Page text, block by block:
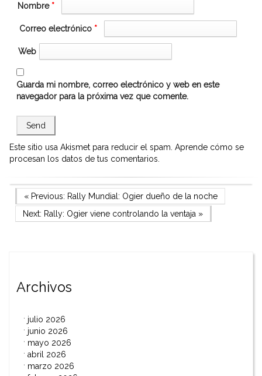
Nombre *
Correo electrónico *
Web
Guarda mi nombre, correo electrónico y web en este
navegador para la próxima vez que comente.
Este sitio usa Akismet para reducir el spam. Aprende cómo se
procesan los datos de tus comentarios.
Navegación
de
Previous Post
« Previous: Rally Mundial: Ogier dueño de la noche
Next Post
Next: Rally: Ogier viene controlando la ventaja »
Archivos
julio 2026
junio 2026
mayo 2026
abril 2026
marzo 2026